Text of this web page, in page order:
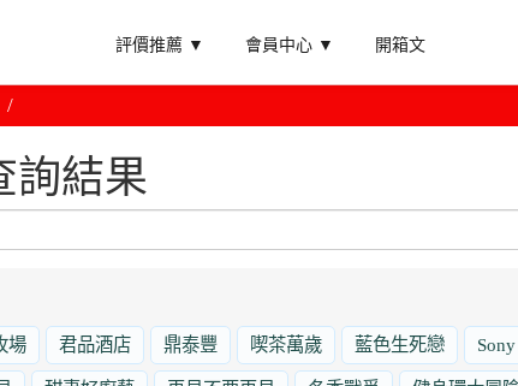
評價推薦 ▼ 會員中心 ▼ 開箱文
詢結果
場 君品酒店 鼎泰豐 喫茶萬歲 藍色生死戀 Sony